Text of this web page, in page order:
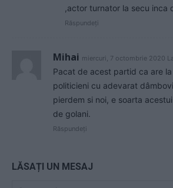
,actor turnator la secu inca
Răspundeți
Mihai miercuri, 7 octombrie 2020
Pacat de acest partid ca are
politicieni cu adevarat
pierdem si noi, e soarta
de golani.
Răspundeți
LĂSAȚI UN MESAJ